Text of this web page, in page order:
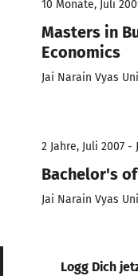
10 Monate, Juli
Masters in
Economics
Jai Narain Vyas
2 Jahre, Juli 2007 -
Bachelor's
Jai Narain Vyas
Logg Dich